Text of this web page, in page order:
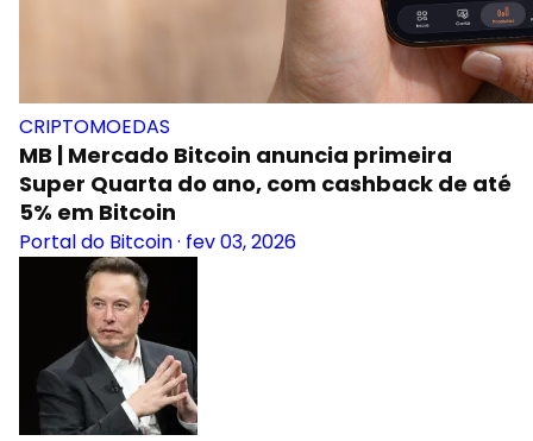
CRIPTOMOEDAS
MB | Mercado Bitcoin anuncia primeira
Super Quarta do ano, com cashback de até
5% em Bitcoin
Portal do Bitcoin· fev 03, 2026